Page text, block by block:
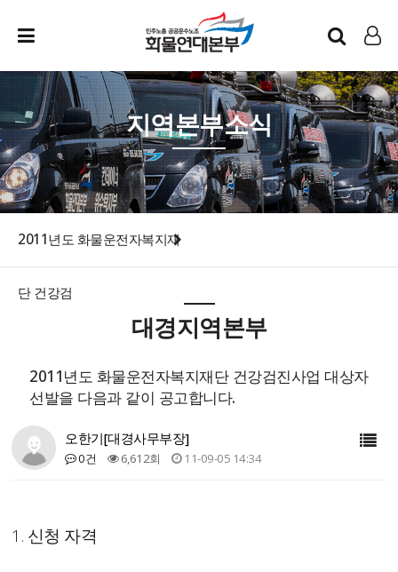
인트라넷
LOG IN
지역본부소식
2011년도 화물운전자복지재
단 건강검
대경지역본부
2011년도 화물운전자복지재단 건강검진사업 대상자
선발을 다음과 같이 공고합니다.
오한기[대경사무부장]
0건 6,612회 11-09-05 14:34
1. 신청 자격